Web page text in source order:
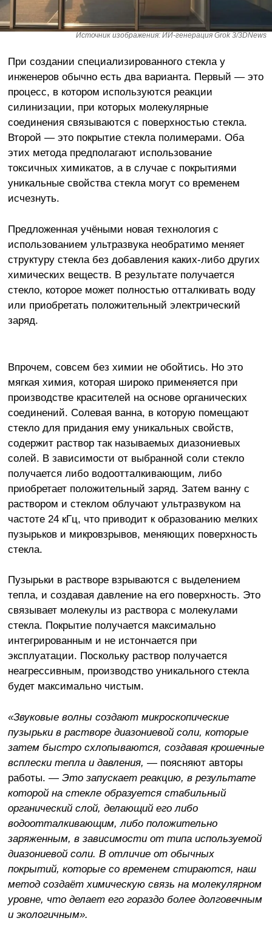
Источник изображения: ИИ-генерация Grok 3/3DNews
При создании специализированного стекла у
инженеров обычно есть два варианта. Первый — это
процесс, в котором используются реакции
силинизации, при которых молекулярные
соединения связываются с поверхностью стекла.
Второй — это покрытие стекла полимерами. Оба
этих метода предполагают использование
токсичных химикатов, а в случае с покрытиями
уникальные свойства стекла могут со временем
исчезнуть.
Предложенная учёными новая технология с
использованием ультразвука необратимо меняет
структуру стекла без добавления каких-либо других
химических веществ. В результате получается
стекло, которое может полностью отталкивать воду
или приобретать положительный электрический
заряд.
Впрочем, совсем без химии не обойтись. Но это
мягкая химия, которая широко применяется при
производстве красителей на основе органических
соединений. Солевая ванна, в которую помещают
стекло для придания ему уникальных свойств,
содержит раствор так называемых диазониевых
солей. В зависимости от выбранной соли стекло
получается либо водоотталкивающим, либо
приобретает положительный заряд. Затем ванну с
раствором и стеклом облучают ультразвуком на
частоте 24 кГц, что приводит к образованию мелких
пузырьков и микровзрывов, меняющих поверхность
стекла.
Пузырьки в растворе взрываются с выделением
тепла, и создавая давление на его поверхность. Это
связывает молекулы из раствора с молекулами
стекла. Покрытие получается максимально
интегрированным и не истончается при
эксплуатации. Поскольку раствор получается
неагрессивным, производство уникального стекла
будет максимально чистым.
«Звуковые волны создают микроскопические
пузырьки в растворе диазониевой соли, которые
затем быстро схлопываются, создавая крошечные
всплески тепла и давления, — поясняют авторы
работы. — Это запускает реакцию, в результате
которой на стекле образуется стабильный
органический слой, делающий его либо
водоотталкивающим, либо положительно
заряженным, в зависимости от типа используемой
диазониевой соли. В отличие от обычных
покрытий, которые со временем стираются, наш
метод создаёт химическую связь на молекулярном
уровне, что делает его гораздо более долговечным
и экологичным».